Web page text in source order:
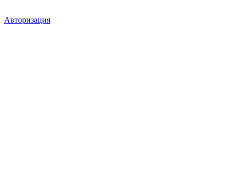
Авторизация